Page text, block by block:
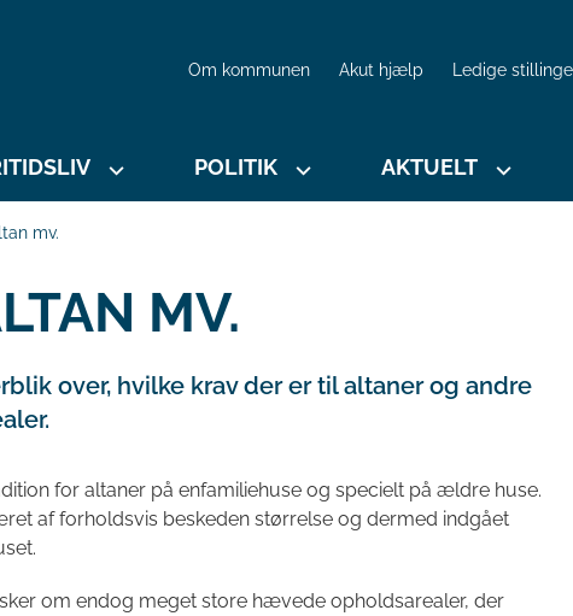
Om kommunen Akut hjælp Ledige
POLITIK AKTUELT
mv.
MV.
over, hvilke krav der er til altaner og andre
for altaner på enfamiliehuse og specielt på ældre huse.
af forholdsvis beskeden størrelse og dermed indgået
om endog meget store hævede opholdsarealer, der